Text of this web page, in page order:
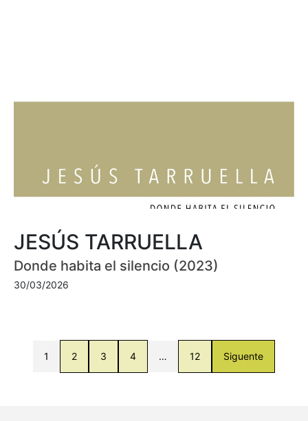
JESÚS TARRUELLA
Donde habita el silencio (2023)
30/03/2026
1 2 3 4 … 12 Siguente